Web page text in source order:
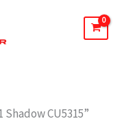
CU5315”